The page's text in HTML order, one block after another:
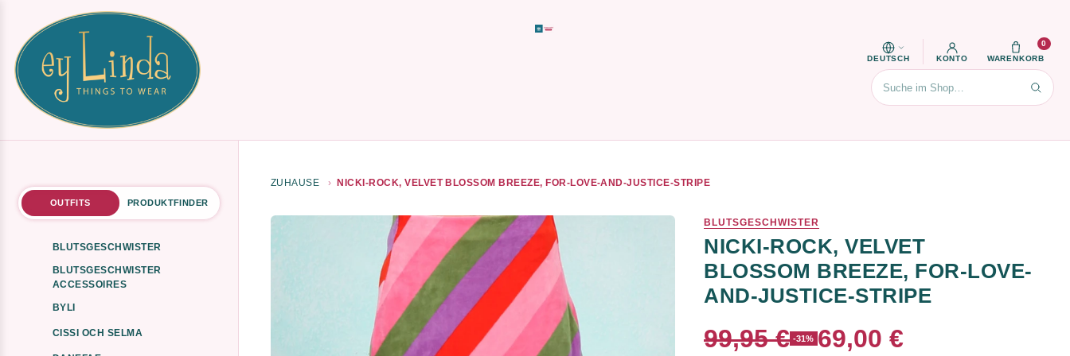
DEUTSCH KONTO WARENKORB
0
Suchen
OUTFITS PRODUKTFINDER
BLUTSGESCHWISTER
BLUTSGESCHWISTER
ACCESSOIRES
BYLI
CISSI OCH SELMA
ZUHAUSE NICKI-ROCK, VELVET BLOSSOM BREEZE, FOR-LOVE-AND-JUSTICE-STRIPE
BLUTSGESCHWISTER
NICKI-ROCK, VELVET
BLOSSOM BREEZE, FOR-LOVE-
AND-JUSTICE-STRIPE
99,95 € -31% 69,00 €